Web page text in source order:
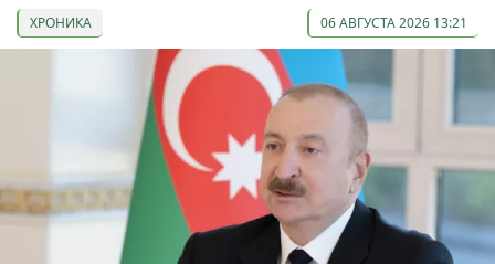
ХРОНИКА 06 АВГУСТА 2026 13:21